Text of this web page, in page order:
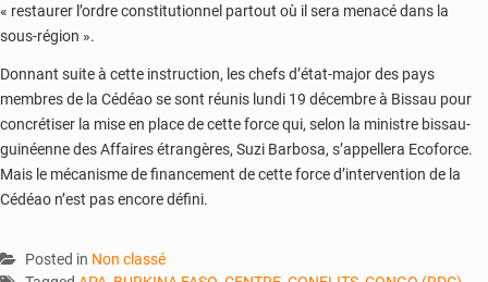
« restaurer l’ordre constitutionnel partout où il sera menacé dans la
sous-région ».
Donnant suite à cette instruction, les chefs d’état-major des pays
membres de la Cédéao se sont réunis lundi 19 décembre à Bissau pour
concrétiser la mise en place de cette force qui, selon la ministre bissau-
guinéenne des Affaires étrangères, Suzi Barbosa, s’appellera Ecoforce.
Mais le mécanisme de financement de cette force d’intervention de la
Cédéao n’est pas encore défini.
Posted in Non classé